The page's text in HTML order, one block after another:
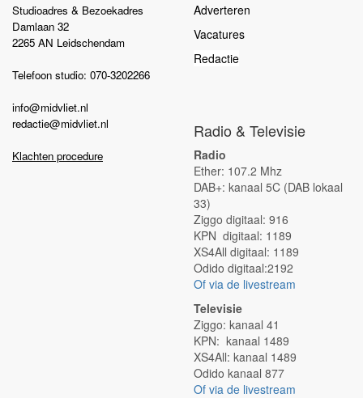
Studioadres & Bezoekadres
Damlaan 32
2265 AN Leidschendam
Telefoon studio: 070-3202266
info@midvliet.nl
redactie@midvliet.nl
Klachten procedure
Adverteren
Vacatures
Redactie
Radio & Televisie
Radio
Ether: 107.2 Mhz
DAB+: kanaal 5C (DAB lokaal
33)
Ziggo digitaal: 916
KPN digitaal: 1189
XS4All digitaal: 1189
Odido digitaal:2192
Of via de livestream
Televisie
Ziggo: kanaal 41
KPN: kanaal 1489
XS4All: kanaal 1489
Odido kanaal 877
Of via de livestream